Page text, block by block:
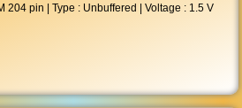
204 pin | Type : Unbuffered | Voltage : 1.5 V